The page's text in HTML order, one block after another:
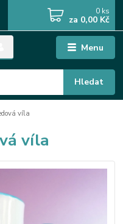
Menu
Hledat
0 ks
za 0,00 Kč
víla
víla